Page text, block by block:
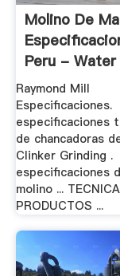
Molino De
Peru - Water
Raymond Mill
Especificaciones.
especificaciones
de chancadoras
Clinker Grinding .
especificaciones
molino ...
PRODUCTOS ...